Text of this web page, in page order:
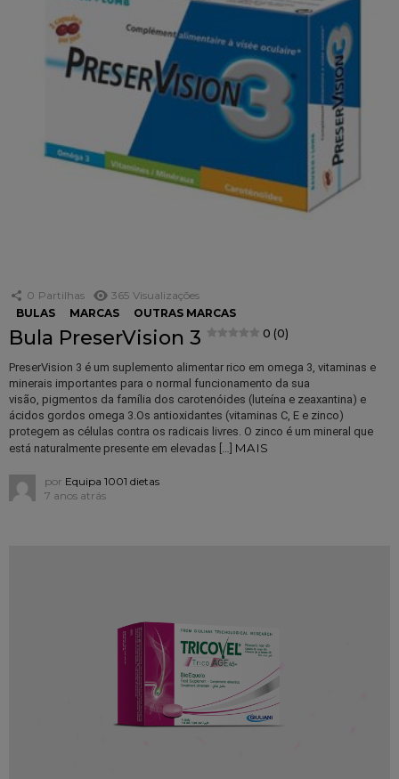
0 Partilhas 365 Visualizações
BULAS
MARCAS OUTRAS MARCAS
Bula PreserVision 3 0 (0)
PreserVision 3 é um suplemento alimentar rico em omega 3, vitaminas e
minerais importantes para o normal funcionamento da sua
visão, pigmentos da família dos carotenóides (luteína e zeaxantina) e
ácidos gordos omega 3.Os antioxidantes (vitaminas C, E e zinco)
protegem as células contra os radicais livres. O zinco é um mineral que
está naturalmente presente em elevadas […] MAIS
por Equipa 1001 dietas
7 anos atrás